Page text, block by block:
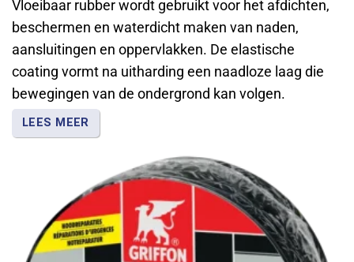
Vloeibaar rubber wordt gebruikt voor het afdichten,
beschermen en waterdicht maken van naden,
aansluitingen en oppervlakken. De elastische
coating vormt na uitharding een naadloze laag die
bewegingen van de ondergrond kan volgen.
LEES MEER
Verkrijgbaar in verschillende uitvoeringen voor
reparatie-, afdichtings- en
beschermingswerkzaamheden. Griffon levert
vloeibaar rubber voor toepassingen waarbij een
flexibele en waterdichte afdichting gewenst is.